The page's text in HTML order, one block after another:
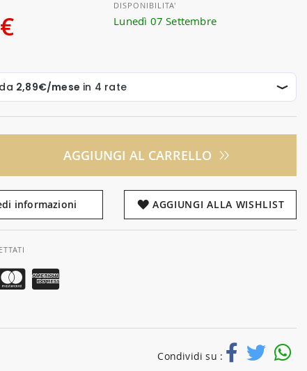
DISPONIBILITA'
Lunedì 07 Settembre
AGGIUNGI AL CARRELLO
informazioni AGGIUNGI ALLA WISHLIST
Condividi su :